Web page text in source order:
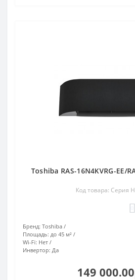
Toshiba RAS-16N4KVRG-EE/
Код товара: Серия
Бренд: Toshiba
Площадь: до 45 м²
Wi-Fi: Нет
Инвертор: Да
149